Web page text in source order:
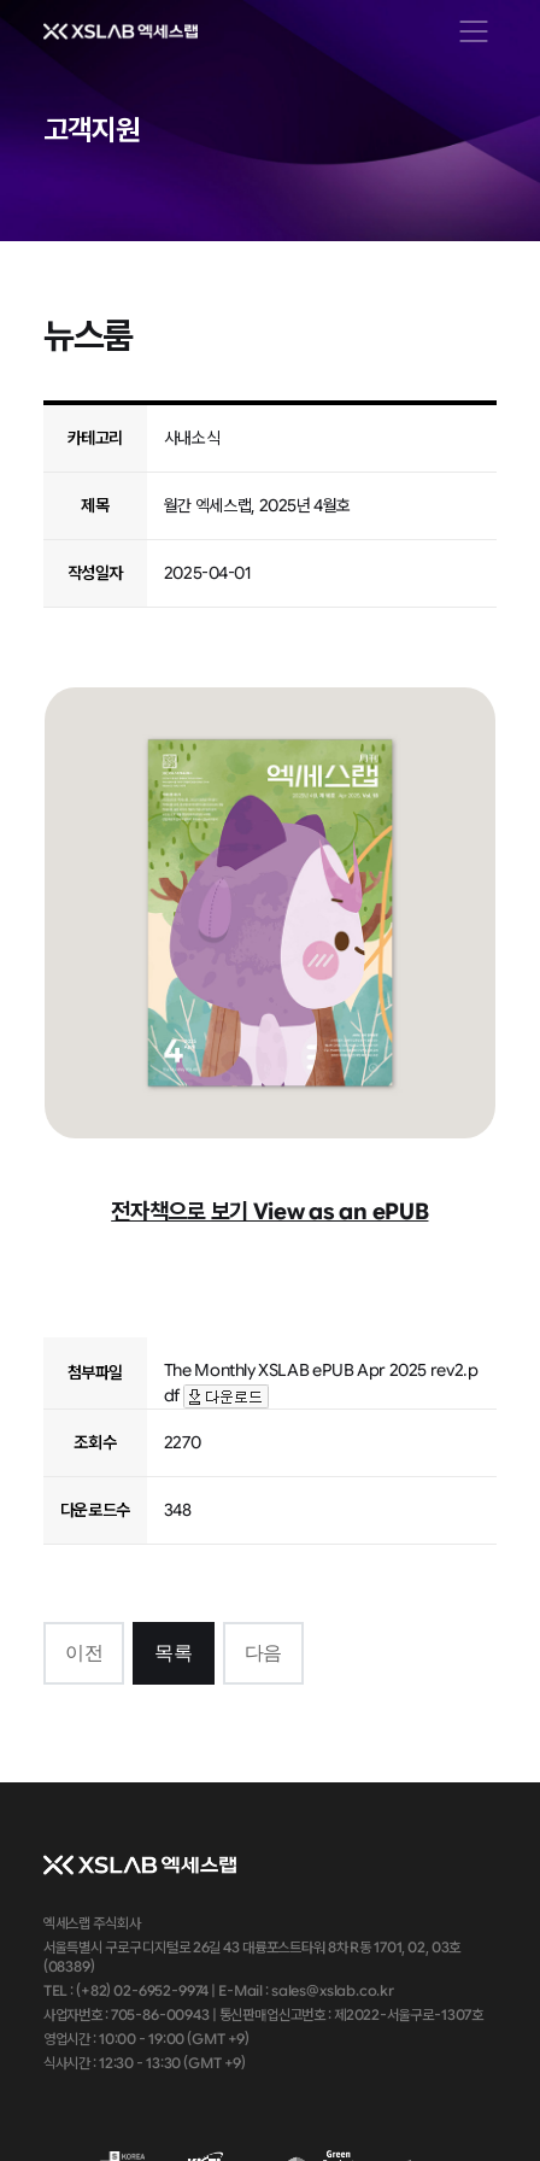
메뉴 열기
고객지원
뉴스룸
카테고리 사내소식
제목 월간 엑세스랩, 2025년 4월호
작성일자 2025-04-01
전자책으로 보기 View as an ePUB
첨부파일
The Monthly XSLAB ePUB Apr 2025 rev2.p
df
조회수 2270
다운로드수 348
이전 목록 다음
엑세스랩 주식회사
서울특별시 구로구 디지털로 26길 43 대륭포스트타워 8차 R동 1701, 02, 03호
(08389)
TEL : (+82) 02-6952-9974 |
E-Mail : sales@xslab.co.kr
사업자번호 : 705-86-00943| 통신판매업신고번호 : 제2022-서울구로-1307호
영업시간 : 10:00 - 19:00 (GMT +9)
식사시간 : 12:30 - 13:30 (GMT +9)